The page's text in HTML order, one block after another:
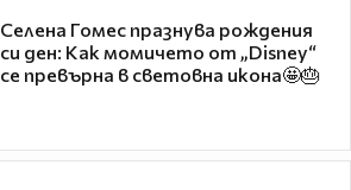
Селена Гомес празнува рождения
си ден: Как момичето от „Disney“
се превърна в световна икона🤩🎂